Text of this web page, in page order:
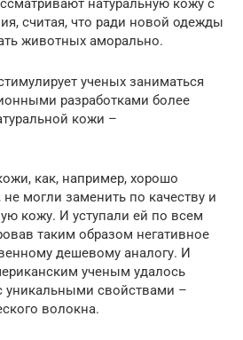
считая, что ради новой одежды
животных аморально.
ученых заниматься
разработками более
кожи –
как, например, хорошо
могли заменить по качеству и
кожу. И уступали ей по всем
таким образом негативное
дешевому аналогу. И
ученым удалось
уникальными свойствами –
волокна.